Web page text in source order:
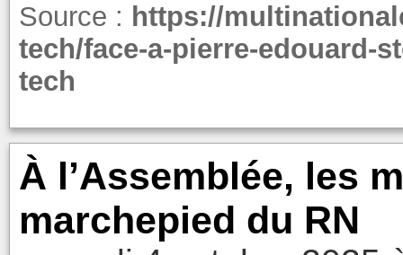
Source : https://
tech/face-a-pierre-edouard-
tech
À l’Assemblée, les
marchepied du RN